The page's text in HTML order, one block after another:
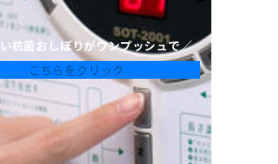
い抗菌おしぼりがワンプッシュで／
こちらをクリック